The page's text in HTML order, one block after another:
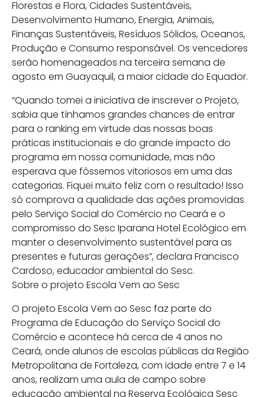
Florestas e Flora, Cidades Sustentáveis,
Desenvolvimento Humano, Energia, Animais,
Finanças Sustentáveis, Resíduos Sólidos, Oceanos,
Produção e Consumo responsável. Os vencedores
serão homenageados na terceira semana de
agosto em Guayaquil, a maior cidade do Equador.
“Quando tomei a iniciativa de inscrever o Projeto,
sabia que tínhamos grandes chances de entrar
para o ranking em virtude das nossas boas
práticas institucionais e do grande impacto do
programa em nossa comunidade, mas não
esperava que fôssemos vitoriosos em uma das
categorias. Fiquei muito feliz com o resultado! Isso
só comprova a qualidade das ações promovidas
pelo Serviço Social do Comércio no Ceará e o
compromisso do Sesc Iparana Hotel Ecológico em
manter o desenvolvimento sustentável para as
presentes e futuras gerações”, declara Francisco
Cardoso, educador ambiental do Sesc.
Sobre o projeto Escola Vem ao Sesc
O projeto Escola Vem ao Sesc faz parte do
Programa de Educação do Serviço Social do
Comércio e acontece há cerca de 4 anos no
Ceará, onde alunos de escolas públicas da Região
Metropolitana de Fortaleza, com idade entre 7 e 14
anos, realizam uma aula de campo sobre
educação ambiental na Reserva Ecológica Sesc